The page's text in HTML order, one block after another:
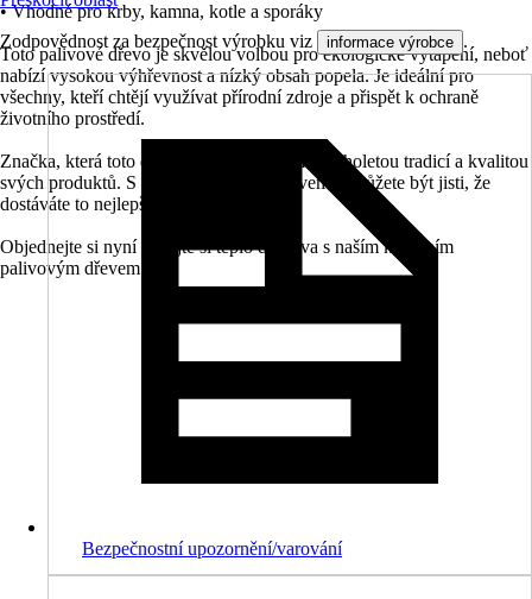
• Vhodné pro krby, kamna, kotle a sporáky
Toto palivové dřevo je skvělou volbou pro ekologické vytápění, neboť
nabízí vysokou výhřevnost a nízký obsah popela. Je ideální pro
všechny, kteří chtějí využívat přírodní zdroje a přispět k ochraně
životního prostředí.
Značka, která toto dřevo vyrábí, se pyšní dlouholetou tradicí a kvalitou
svých produktů. S naším palivovým dřevem si můžete být jisti, že
dostáváte to nejlepší pro vaše topení.
Objednejte si nyní a užijte si teplo domova s naším kvalitním
palivovým dřevem.
Zodpovědnost za bezpečnost výrobku viz informace výrobce .
Bezpečnostní upozornění/varování